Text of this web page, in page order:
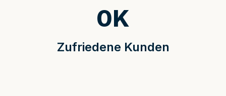
Zufriedene Kunden
0K